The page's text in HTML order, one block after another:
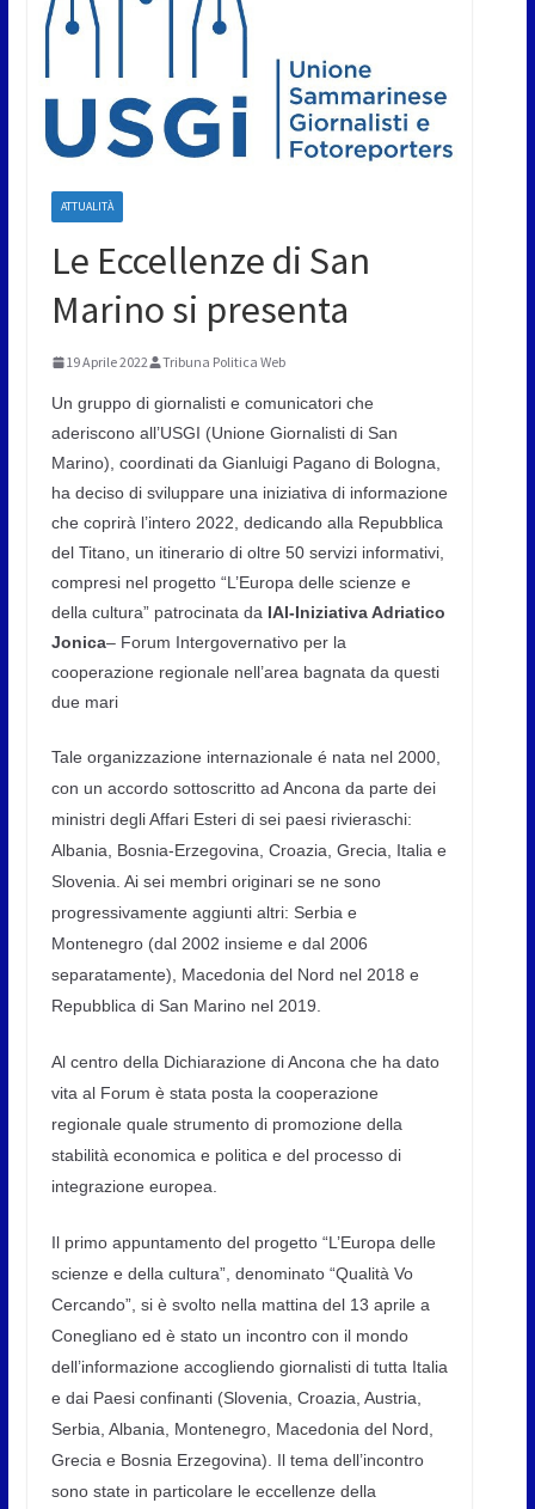
ATTUALITÀ
Le Eccellenze di San
Marino si presenta
19 Aprile 2022 Tribuna Politica Web
Un gruppo di giornalisti e comunicatori che
aderiscono all’USGI (Unione Giornalisti di San
Marino), coordinati da Gianluigi Pagano di Bologna,
ha deciso di sviluppare una iniziativa di informazione
che coprirà l’intero 2022, dedicando alla Repubblica
del Titano, un itinerario di oltre 50 servizi informativi,
compresi nel progetto “L’Europa delle scienze e
della cultura” patrocinata da IAI-Iniziativa Adriatico
Jonica– Forum Intergovernativo per la
cooperazione regionale nell’area bagnata da questi
due mari
Tale organizzazione internazionale é nata nel 2000,
con un accordo sottoscritto ad Ancona da parte dei
ministri degli Affari Esteri di sei paesi rivieraschi:
Albania, Bosnia-Erzegovina, Croazia, Grecia, Italia e
Slovenia. Ai sei membri originari se ne sono
progressivamente aggiunti altri: Serbia e
Montenegro (dal 2002 insieme e dal 2006
separatamente), Macedonia del Nord nel 2018 e
Repubblica di San Marino nel 2019.
Al centro della Dichiarazione di Ancona che ha dato
vita al Forum è stata posta la cooperazione
regionale quale strumento di promozione della
stabilità economica e politica e del processo di
integrazione europea.
Il primo appuntamento del progetto “L’Europa delle
scienze e della cultura”, denominato “Qualità Vo
Cercando”, si è svolto nella mattina del 13 aprile a
Conegliano ed è stato un incontro con il mondo
dell’informazione accogliendo giornalisti di tutta Italia
e dai Paesi confinanti (Slovenia, Croazia, Austria,
Serbia, Albania, Montenegro, Macedonia del Nord,
Grecia e Bosnia Erzegovina). Il tema dell’incontro
sono state in particolare le eccellenze della